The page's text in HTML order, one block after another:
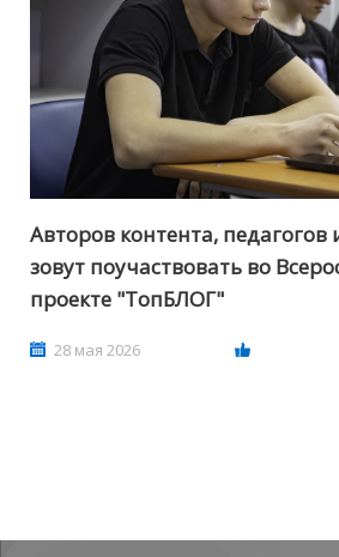
Авторов контента,
зовут поучаствовать во
проекте "ТопБЛОГ"
28 мая 2026